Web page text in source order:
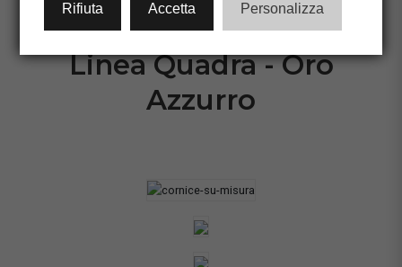
Linea Quadra - Oro
Azzurro
Rifiuta Accetta Personalizza